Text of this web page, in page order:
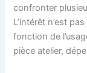
confronter
L’intérêt n’est
fonction de
pièce atelier,